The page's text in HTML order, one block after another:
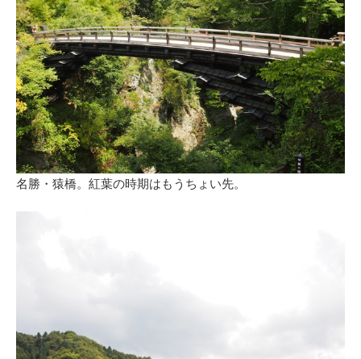
名勝・猿橋。紅葉の時期はもうちょい先。